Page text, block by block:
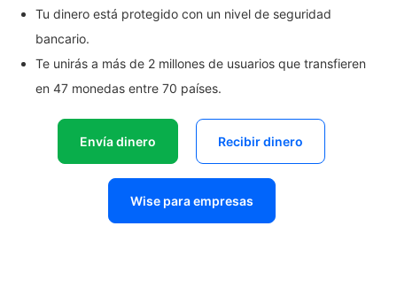
Tu dinero está protegido con un nivel de seguridad
bancario.
Te unirás a más de 2 millones de usuarios que transfieren
en 47 monedas entre 70 países.
Envía dinero Recibir dinero
Wise para empresas